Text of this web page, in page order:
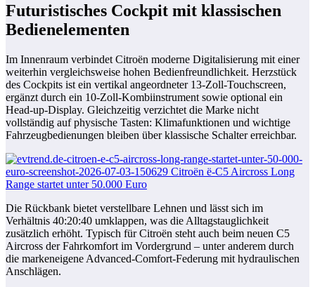
Futuristisches Cockpit mit klassischen
Bedienelementen
Im Innenraum verbindet Citroën moderne Digitalisierung mit einer
weiterhin vergleichsweise hohen Bedienfreundlichkeit. Herzstück
des Cockpits ist ein vertikal angeordneter 13-Zoll-Touchscreen,
ergänzt durch ein 10-Zoll-Kombiinstrument sowie optional ein
Head-up-Display. Gleichzeitig verzichtet die Marke nicht
vollständig auf physische Tasten: Klimafunktionen und wichtige
Fahrzeugbedienungen bleiben über klassische Schalter erreichbar.
Die Rückbank bietet verstellbare Lehnen und lässt sich im
Verhältnis 40:20:40 umklappen, was die Alltagstauglichkeit
zusätzlich erhöht. Typisch für Citroën steht auch beim neuen C5
Aircross der Fahrkomfort im Vordergrund – unter anderem durch
die markeneigene Advanced-Comfort-Federung mit hydraulischen
Anschlägen.